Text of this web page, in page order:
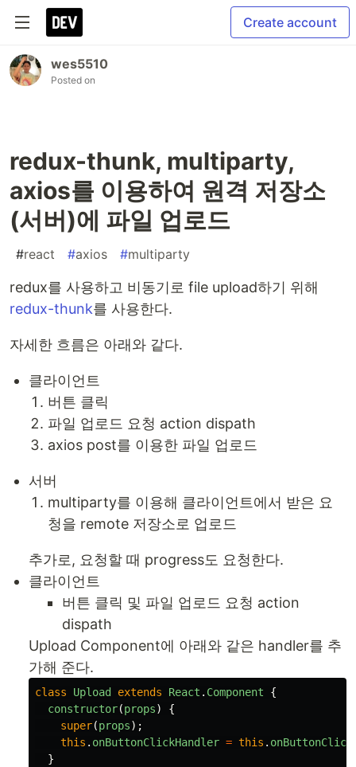
Create account
wes5510
Posted on
redux-thunk, multiparty,
axios를 이용하여 원격 저장소
(서버)에 파일 업로드
#react #axios #multiparty
redux를 사용하고 비동기로 file upload하기 위해
redux-thunk를 사용한다.
자세한 흐름은 아래와 같다.
클라이언트
버튼 클릭
파일 업로드 요청 action dispath
axios post를 이용한 파일 업로드
서버
multiparty를 이용해 클라이언트에서 받은 요
청을 remote 저장소로 업로드
추가로, 요청할 때 progress도 요청한다.
클라이언트
버튼 클릭 및 파일 업로드 요청 action
dispath
Upload Component에 아래와 같은 handler를 추
가해 준다.
class Upload extends React . Component
{
constructor(props)
{
super(props);
this . onButtonClickHandler = this .
}